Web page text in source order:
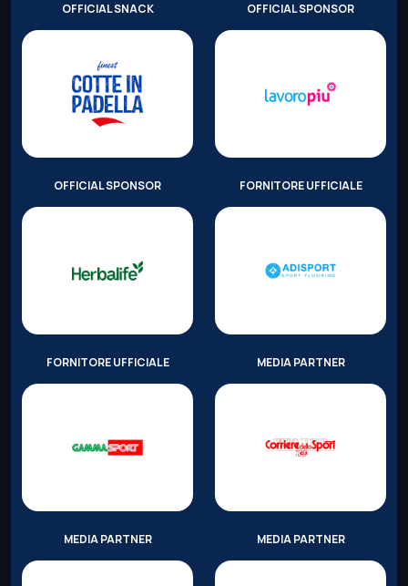
OFFICIAL SNACK OFFICIAL SPONSOR
OFFICIAL SPONSOR FORNITORE UFFICIALE
FORNITORE UFFICIALE MEDIA PARTNER
MEDIA PARTNER MEDIA PARTNER